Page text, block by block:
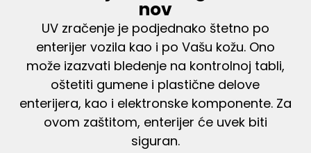
nov
UV zračenje je podjednako štetno po
enterijer vozila kao i po Vašu kožu. Ono
može izazvati bledenje na kontrolnoj tabli,
oštetiti gumene i plastične delove
enterijera, kao i elektronske komponente. Za
ovom zaštitom, enterijer će uvek biti
siguran.